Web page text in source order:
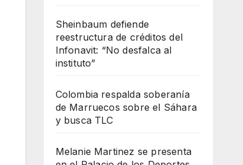
Sheinbaum defiende
reestructura de créditos del
Infonavit: “No desfalca al
instituto”
Colombia respalda soberanía
de Marruecos sobre el Sáhara
y busca TLC
Melanie Martinez se presenta